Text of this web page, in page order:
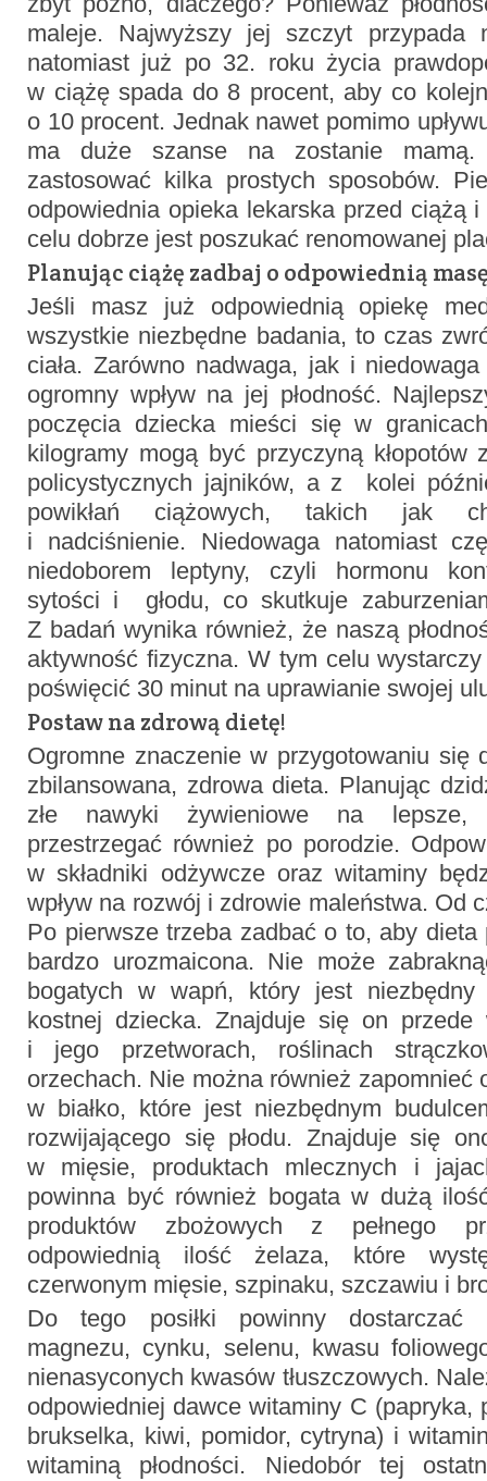
maleje. Najwyższy jej szczyt przypada
natomiast już po 32. roku życia
w ciążę spada do 8 procent, aby co
o 10 procent. Jednak nawet pomimo
ma duże szanse na zostanie mamą.
zastosować kilka prostych sposobów.
odpowiednia opieka lekarska przed ciążą
celu dobrze jest poszukać renomowanej
Planując ciążę zadbaj o odpowiednią
Jeśli masz już odpowiednią opiekę
wszystkie niezbędne badania, to czas
ciała. Zarówno nadwaga, jak i
ogromny wpływ na jej płodność.
poczęcia dziecka mieści się w
kilogramy mogą być przyczyną kłopotów
policystycznych jajników, a z kolei
powikłań ciążowych, takich jak
i nadciśnienie. Niedowaga natomiast
niedoborem leptyny, czyli hormonu
sytości i głodu, co skutkuje
Z badań wynika również, że naszą
aktywność fizyczna. W tym celu
poświęcić 30 minut na uprawianie swojej
Postaw na zdrową dietę!
Ogromne znaczenie w przygotowaniu się
zbilansowana, zdrowa dieta. Planując
złe nawyki żywieniowe na lepsze,
przestrzegać również po porodzie.
w składniki odżywcze oraz witaminy
wpływ na rozwój i zdrowie maleństwa. Od
Po pierwsze trzeba zadbać o to, aby dieta
bardzo urozmaicona. Nie może
bogatych w wapń, który jest
kostnej dziecka. Znajduje się on
i jego przetworach, roślinach
orzechach. Nie można również zapomnieć
w białko, które jest niezbędnym
rozwijającego się płodu. Znajduje się
w mięsie, produktach mlecznych i
powinna być również bogata w dużą
produktów zbożowych z pełnego
odpowiednią ilość żelaza, które
czerwonym mięsie, szpinaku, szczawiu i
Do tego posiłki powinny dostarczać
magnezu, cynku, selenu, kwasu
nienasyconych kwasów tłuszczowych.
odpowiedniej dawce witaminy C (papryka,
brukselka, kiwi, pomidor, cytryna) i
witaminą płodności. Niedobór tej